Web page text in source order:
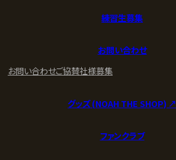
練習生募集
お問い合わせ
お問い合わせご協賛社様募集
グッズ (NOAH THE SHOP) ↗︎
ファンクラブ